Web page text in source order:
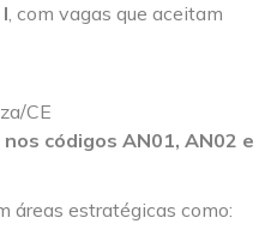
, com vagas que aceitam
CE
códigos AN01, AN02 e
áreas estratégicas como: